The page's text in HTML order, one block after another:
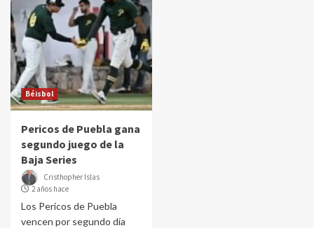
Béisbol
Pericos de Puebla gana
segundo juego de la
Baja Series
Cristhopher Islas
2 años hace
Los Pericos de Puebla
vencen por segundo día